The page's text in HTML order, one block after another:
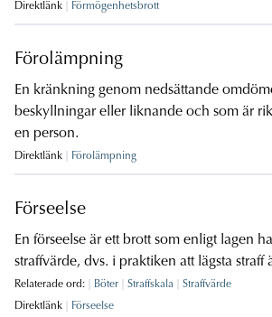
Direktlänk Förmögenhetsbrott
Förolämpning
En kränkning genom nedsättande
beskyllningar eller liknande och som är
en person.
Direktlänk Förolämpning
Förseelse
En förseelse är ett brott som enligt lagen
straffvärde, dvs. i praktiken att lägsta straff
Relaterade ord: Böter Straffskala
Straffvärde
Direktlänk
Förseelse